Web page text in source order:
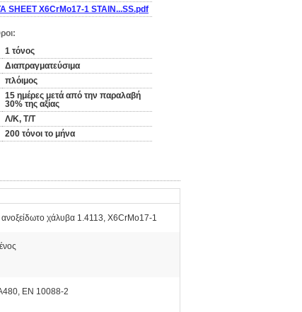
SHEET X6CrMo17-1 STAIN...SS.pdf
1 τόνος
Διαπραγματεύσιμα
πλόιμος
15 ημέρες μετά από την παραλαβή
30% της αξίας
Λ/Κ, Τ/Τ
200 τόνοι το μήνα
χάλυβα 1.4113, X6CrMo17-1
EN 10088-2